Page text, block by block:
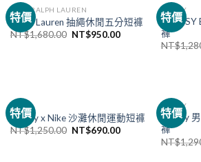
特價
POLO RALPH LAUREN
Ralph Lauren 抽繩休閒五分短褲
NT$1,680.00 NT$950.00
特價
STUSSY
STUSSY
褲
NT$
特價
NIKE
Stussy x Nike 沙灘休閒運動短褲
NT$1,250.00 NT$690.00
特價
STUSSY
Stussy
褲
NT$